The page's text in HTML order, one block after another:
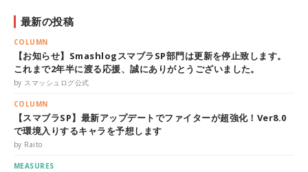
最新の投稿
COLUMN
【お知らせ】SmashlogスマブラSP部門は更新を停止致します。
これまで2年半に渡る応援、誠にありがとうございました。
by スマッシュログ公式
COLUMN
【スマブラSP】最新アップデートでファイターが超強化！Ver8.0
で環境入りするキャラを予想します
by Raito
MEASURES